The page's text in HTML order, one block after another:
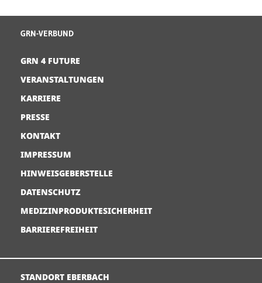
GRN-VERBUND
GRN 4 FUTURE
VERANSTALTUNGEN
KARRIERE
PRESSE
KONTAKT
IMPRESSUM
HINWEISGEBERSTELLE
DATENSCHUTZ
MEDIZINPRODUKTESICHERHEIT
BARRIEREFREIHEIT
STANDORT EBERBACH